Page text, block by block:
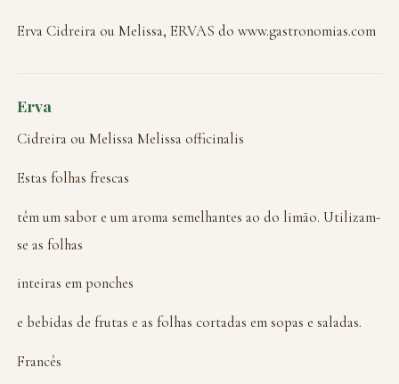
Erva Cidreira ou Melissa, ERVAS do www.gastronomias.com
Erva
Cidreira ou Melissa Melissa officinalis
Estas folhas frescas
têm um sabor e um aroma semelhantes ao do limão. Utilizam-
se as folhas
inteiras em ponches
e bebidas de frutas e as folhas cortadas em sopas e saladas.
Francês